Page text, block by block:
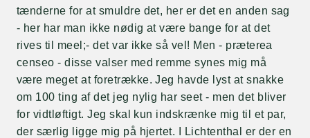
tænderne for at smuldre det, her er det en anden sag
- her har man ikke nødig at være bange for at det
rives til meel;- det var ikke så vel! Men - præterea
censeo - disse valser med remme synes mig må
være meget at foretrække. Jeg havde lyst at snakke
om 100 ting af det jeg nylig har seet - men det bliver
for vidtløftigt. Jeg skal kun indskrænke mig til et par,
der særlig ligge mig på hjertet. I Lichtenthal er der en